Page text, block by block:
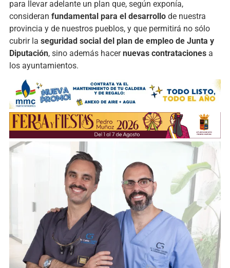
para llevar adelante un plan que, según exponía,
consideran fundamental para el desarrollode nuestra
provincia y de nuestros pueblos, y que permitirá no sólo
cubrir la seguridad social del plan de empleo de Junta y
Diputación, sino además hacernuevas contratacionesa
los ayuntamientos.